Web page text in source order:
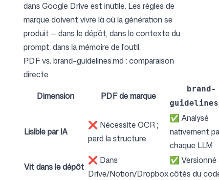
dans Google Drive est inutile. Les règles de
marque doivent vivre là où la génération se
produit — dans le dépôt, dans le contexte du
prompt, dans la mémoire de l'outil.
PDF vs. brand-guidelines.md : comparaison
directe
Dimension
PDF de marque
brand-
Lisible par IA
❌ Nécessite OCR ;
perd la structure
✅ Analysé
nativement
chaque LLM
Vit dans le dépôt
❌ Dans
Drive/Notion/Dropbox
✅ Versionné
côtés du